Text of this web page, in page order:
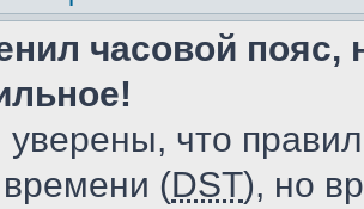
часовой пояс,
что
времени (DST), но